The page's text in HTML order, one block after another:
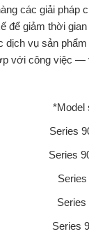
các giải pháp
để giảm thời
dịch vụ sản
với công việc —
*Model
Series
Series
Series
Series